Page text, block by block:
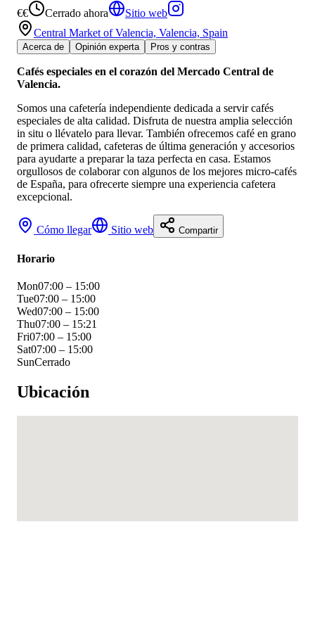
€€ Cerrado ahora
Sitio web
Central Market of Valencia, Valencia, Spain
Acerca de Opinión experta Pros y contras
Cafés especiales en el corazón del Mercado Central de
Valencia.
Somos una cafetería independiente dedicada a servir cafés
especiales de alta calidad. Disfruta de nuestra amplia selección
in situ o llévatelo para llevar. También ofrecemos café en grano
de primera calidad, cafeteras de última generación y accesorios
para ayudarte a preparar la taza perfecta en casa. Estamos
orgullosos de colaborar con algunos de los mejores micro-cafés
de España, para ofrecerte siempre una experiencia cafetera
excepcional.
Cómo llegar Sitio web Compartir
Horario
Mon07:00 – 15:00
Tue07:00 – 15:00
Wed07:00 – 15:00
Thu07:00 – 15:21
Fri07:00 – 15:00
Sat07:00 – 15:00
SunCerrado
Ubicación